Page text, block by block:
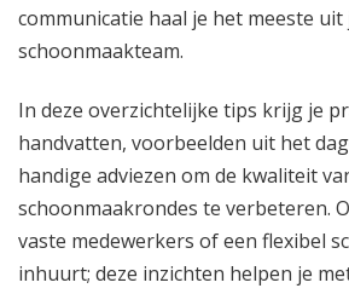
communicatie haal je het meeste uit
schoonmaakteam.​
In deze overzichtelijke tips krijg je
handvatten, voorbeelden uit het
handige adviezen om de kwaliteit
schoonmaakrondes te verbeteren.​
vaste medewerkers of een flexibel
inhuurt; deze inzichten helpen je